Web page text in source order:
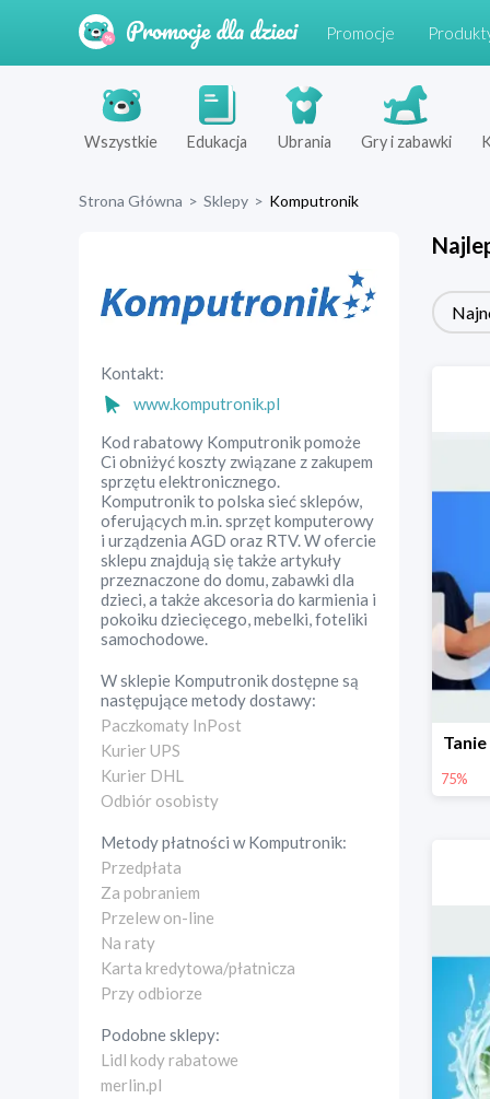
Promocje
Wszystkie Edukacja Ubrania Gry i zabawki
Strona Główna > Sklepy > Komputronik
Kontakt:
www.komputronik.pl
Kod rabatowy Komputronik pomoże
Ci obniżyć koszty związane z zakupem
sprzętu elektronicznego.
Komputronik to polska sieć sklepów,
oferujących m.in. sprzęt komputerowy
i urządzenia AGD oraz RTV. W ofercie
sklepu znajdują się także artykuły
przeznaczone do domu, zabawki dla
dzieci, a także akcesoria do karmienia i
pokoiku dziecięcego, mebelki, foteliki
samochodowe.
W sklepie Komputronikdostępne są
następujące metody dostawy:
Paczkomaty InPost
Kurier UPS
Kurier DHL
Odbiór osobisty
Metody płatności wKomputronik:
Przedpłata
Za pobraniem
Przelew on-line
Na raty
Karta kredytowa/płatnicza
Przy odbiorze
Podobne sklepy:
Lidl kody rabatowe
merlin.pl
75%